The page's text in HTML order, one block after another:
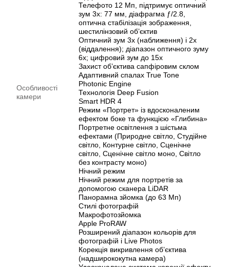
Особливості
камери
Телефото 12 Мп, підтримує оптичний
зум 3x: 77 мм, діафрагма ƒ/2.8,
оптична стабілізація зображення,
шестилінзовий об’єктив
Оптичний зум 3x (наближення) і 2x
(віддалення); діапазон оптичного зуму
6x; цифровий зум до 15x
Захист об’єктива сапфіровим склом
Адаптивний спалах True Tone
Photonic Engine
Технологія Deep Fusion
Smart HDR 4
Режим «Портрет» із вдосконаленим
ефектом боке та функцією «Глибина»
Портретне освітлення з шістьма
ефектами (Природне світло, Студійне
світло, Контурне світло, Сценічне
світло, Сценічне світло моно, Світло
без контрасту моно)
Нічний режим
Нічний режим для портретів за
допомогою сканера LiDAR
Панорамна зйомка (до 63 Мп)
Стилі фотографій
Макро­фото­зйомка
Apple ProRAW
Розширений діапазон кольорів для
фотографій і Live Photos
Корекція викривлення об’єктива
(надширококутна камера)